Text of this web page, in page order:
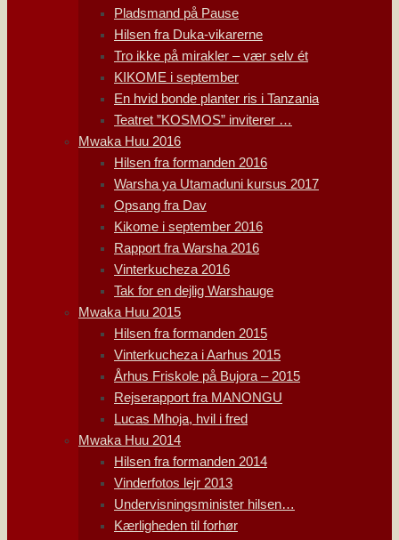
Pladsmand på Pause
Hilsen fra Duka-vikarerne
Tro ikke på mirakler – vær selv ét
KIKOME i september
En hvid bonde planter ris i Tanzania
Teatret ”KOSMOS” inviterer …
Mwaka Huu 2016
Hilsen fra formanden 2016
Warsha ya Utamaduni kursus 2017
Opsang fra Dav
Kikome i september 2016
Rapport fra Warsha 2016
Vinterkucheza 2016
Tak for en dejlig Warshauge
Mwaka Huu 2015
Hilsen fra formanden 2015
Vinterkucheza i Aarhus 2015
Århus Friskole på Bujora – 2015
Rejserapport fra MANONGU
Lucas Mhoja, hvil i fred
Mwaka Huu 2014
Hilsen fra formanden 2014
Vinderfotos lejr 2013
Undervisningsminister hilsen…
Kærligheden til forhør